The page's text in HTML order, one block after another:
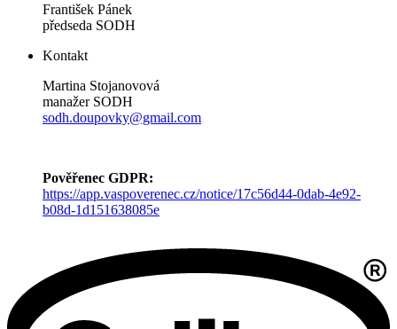
František Pánek
předseda SODH
Kontakt
Martina Stojanovová
manažer SODH
sodh.doupovky@gmail.com
Pověřenec GDPR:
https://app.vaspoverenec.cz/notice/17c56d44-0dab-4e92-
b08d-1d151638085e